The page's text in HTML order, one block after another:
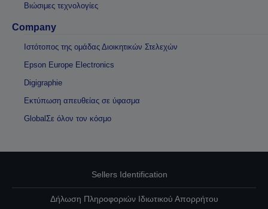
Βιώσιμες τεχνολογίες
Company
Ιστότοπος της ομάδας Διοικητικών Στελεχών
Epson Europe Electronics
Digigraphie
Εκτύπωση απευθείας σε ύφασμα
GlobalΣε όλον τον κόσμο
Sellers Identification
Δήλωση Πληροφοριών Ιδιωτικού Απορρήτου